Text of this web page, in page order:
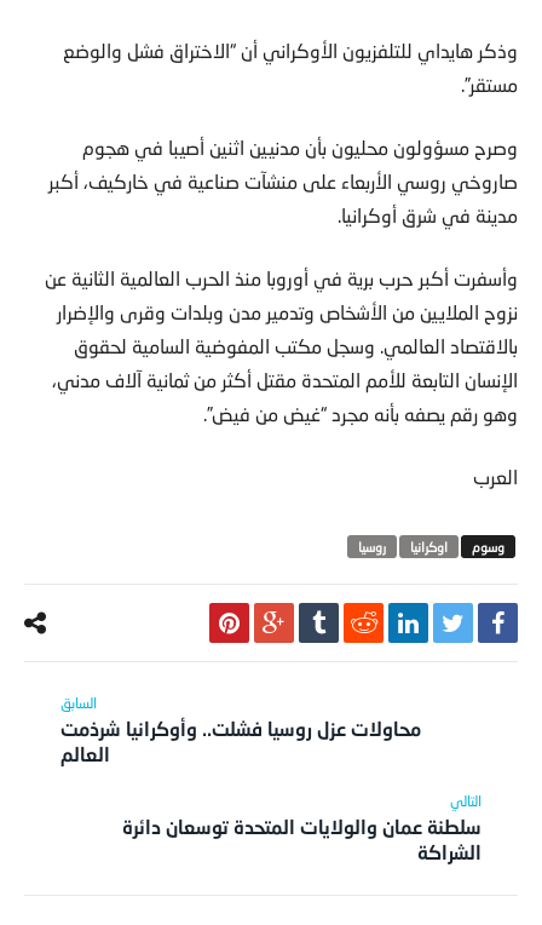
وذكر هايداي للتلفزيون الأوكراني أن “الاختراق فشل والوضع
مستقر”.
وصرح مسؤولون محليون بأن مدنيين اثنين أصيبا في هجوم
صاروخي روسي الأربعاء على منشآت صناعية في خاركيف، أكبر
مدينة في شرق أوكرانيا.
وأسفرت أكبر حرب برية في أوروبا منذ الحرب العالمية الثانية عن
نزوح الملايين من الأشخاص وتدمير مدن وبلدات وقرى والإضرار
بالاقتصاد العالمي. وسجل مكتب المفوضية السامية لحقوق
الإنسان التابعة للأمم المتحدة مقتل أكثر من ثمانية آلاف مدني،
وهو رقم يصفه بأنه مجرد “غيض من فيض”.
العرب
اوكرانيا روسيا
محاولات عزل روسيا فشلت.. وأوكرانيا شرذمت
العالم
سلطنة عمان والولايات المتحدة توسعان دائرة
الشراكة